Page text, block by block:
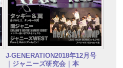
J-GENERATION2018年12月号
｜ジャニーズ研究会｜本